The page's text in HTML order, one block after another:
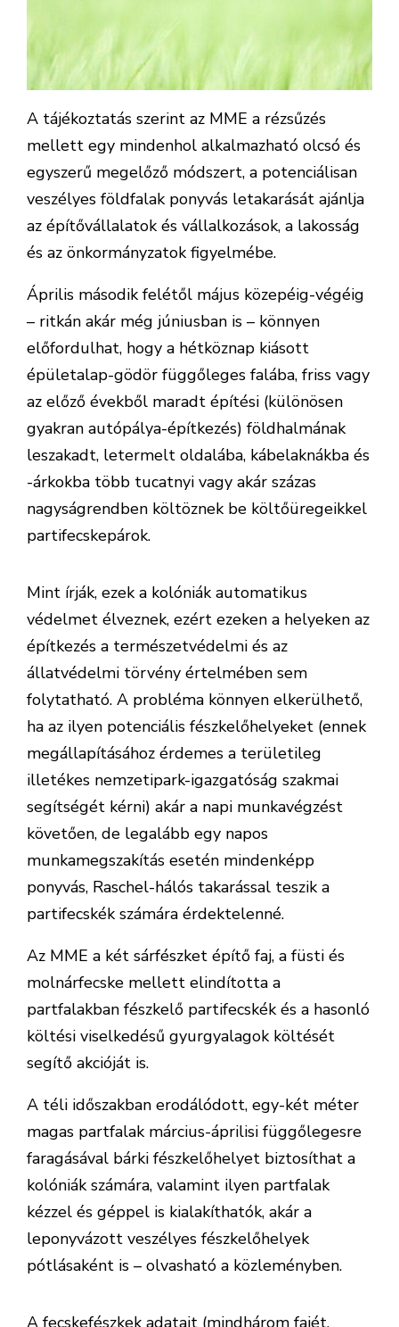
A tájékoztatás szerint az MME a rézsűzés
mellett egy mindenhol alkalmazható olcsó és
egyszerű megelőző módszert, a potenciálisan
veszélyes földfalak ponyvás letakarását ajánlja
az építővállalatok és vállalkozások, a lakosság
és az önkormányzatok figyelmébe.
Április második felétől május közepéig-végéig
– ritkán akár még júniusban is – könnyen
előfordulhat, hogy a hétköznap kiásott
épületalap-gödör függőleges falába, friss vagy
az előző évekből maradt építési (különösen
gyakran autópálya-építkezés) földhalmának
leszakadt, letermelt oldalába, kábelaknákba és
-árkokba több tucatnyi vagy akár százas
nagyságrendben költöznek be költőüregeikkel
partifecskepárok.
Mint írják, ezek a kolóniák automatikus
védelmet élveznek, ezért ezeken a helyeken az
építkezés a természetvédelmi és az
állatvédelmi törvény értelmében sem
folytatható. A probléma könnyen elkerülhető,
ha az ilyen potenciális fészkelőhelyeket (ennek
megállapításához érdemes a területileg
illetékes nemzetipark-igazgatóság szakmai
segítségét kérni) akár a napi munkavégzést
követően, de legalább egy napos
munkamegszakítás esetén mindenképp
ponyvás, Raschel-hálós takarással teszik a
partifecskék számára érdektelenné.
Az MME a két sárfészket építő faj, a füsti és
molnárfecske mellett elindította a
partfalakban fészkelő partifecskék és a hasonló
költési viselkedésű gyurgyalagok költését
segítő akcióját is.
A téli időszakban erodálódott, egy-két méter
magas partfalak március-áprilisi függőlegesre
faragásával bárki fészkelőhelyet biztosíthat a
kolóniák számára, valamint ilyen partfalak
kézzel és géppel is kialakíthatók, akár a
leponyvázott veszélyes fészkelőhelyek
pótlásaként is – olvasható a közleményben.
A fecskefészkek adatait (mindhárom fajét,